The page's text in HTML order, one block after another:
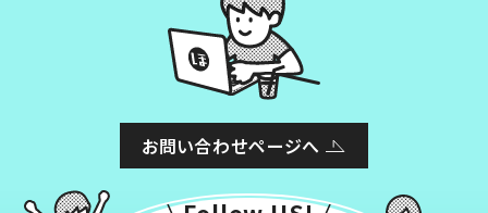
お問い合わせページへ